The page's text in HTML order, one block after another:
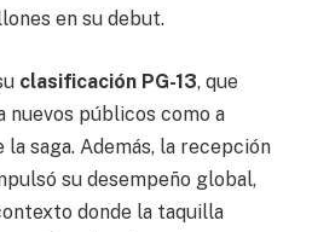
en su debut.
clasificación PG-13, que
públicos como a
saga. Además, la recepción
su desempeño global,
donde la taquilla